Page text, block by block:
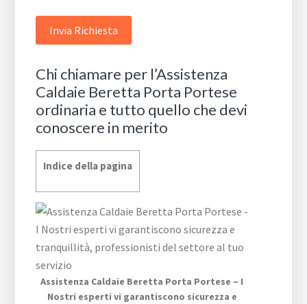
Chi chiamare per l’Assistenza
Caldaie Beretta Porta Portese
ordinaria e tutto quello che devi
conoscere in merito
Indice della pagina
Assistenza Caldaie Beretta Porta Portese – I
Nostri esperti vi garantiscono sicurezza e